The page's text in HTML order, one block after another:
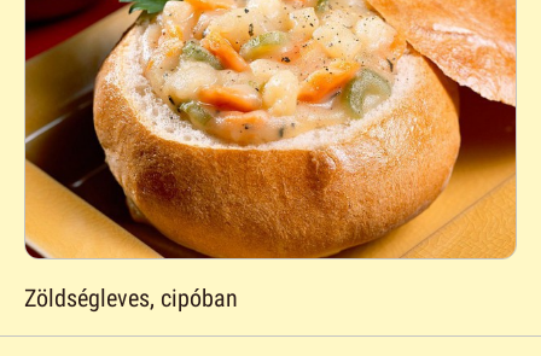
Zöldségleves, cipóban